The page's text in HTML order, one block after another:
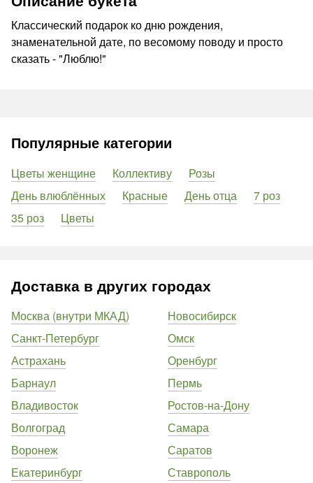
Классический подарок ко дню рождения,
знаменательной дате, по весомому поводу и просто
сказать - "Люблю!"
Популярные категории
Цветы женщине Коллективу
Розы
День влюблённых
Красные День отца
7 роз
35 роз
Цветы
Доставка в других городах
Москва (внутри МКАД)
Санкт-Петербург
Астрахань
Барнаул
Владивосток
Волгоград
Воронеж
Екатеринбург
Новосибирск
Омск
Оренбург
Пермь
Ростов-на-Дону
Самара
Саратов
Ставрополь